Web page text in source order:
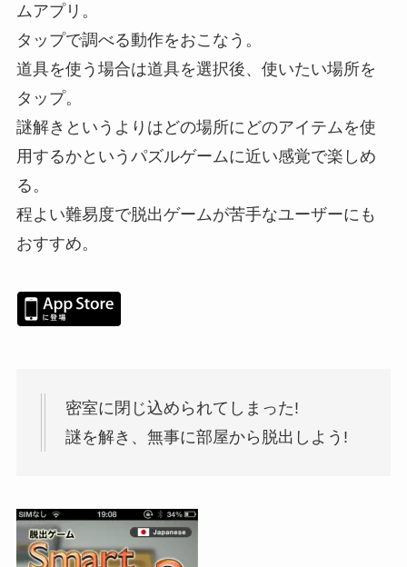
ムアプリ。
タップで調べる動作をおこなう。
道具を使う場合は道具を選択後、使いたい場所を
タップ。
謎解きというよりはどの場所にどのアイテムを使
用するかというパズルゲームに近い感覚で楽しめ
る。
程よい難易度で脱出ゲームが苦手なユーザーにも
おすすめ。
密室に閉じ込められてしまった!
謎を解き、無事に部屋から脱出しよう!